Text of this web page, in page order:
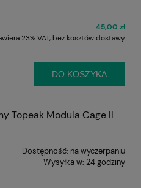
45,00 zł
23% VAT, bez kosztów dostawy
DO KOSZYKA
Topeak Modula Cage II
Dostępność: na wyczerpaniu
Wysyłka w: 24 godziny